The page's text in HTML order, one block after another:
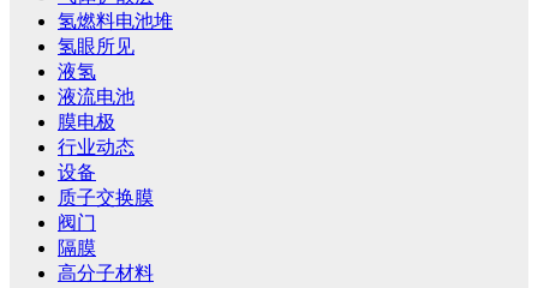
氢燃料电池堆
氢眼所见
液氢
液流电池
膜电极
行业动态
设备
质子交换膜
阀门
隔膜
高分子材料